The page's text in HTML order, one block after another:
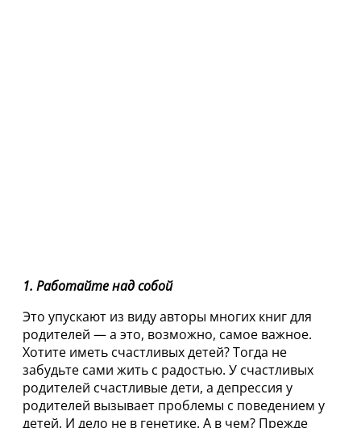
1. Работайте над собой
Это упускают из виду авторы многих книг для
родителей — а это, возможно, самое важное.
Хотите иметь счастливых детей? Тогда не
забудьте сами жить с радостью. У счастливых
родителей счастливые дети, а депрессия у
родителей вызывает проблемы с поведением у
детей. И дело не в генетике. А в чем? Прежде